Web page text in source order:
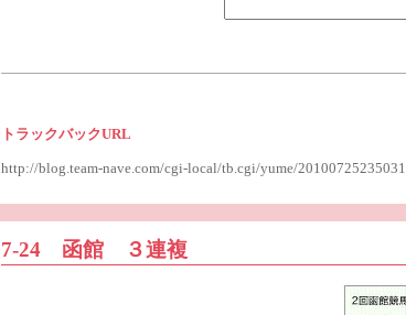
トラックバックURL
http://blog.team-nave.com/cgi-local/tb.cgi/yume/20100725235031
7-24 函館 ３連複